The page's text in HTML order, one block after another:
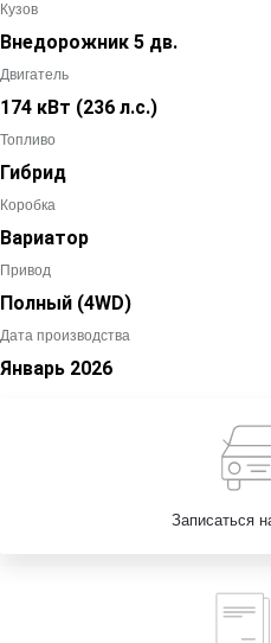
Кузов
Внедорожник 5 дв.
Двигатель
174 кВт (236 л.с.)
Топливо
Гибрид
Коробка
Вариатор
Привод
Полный (4WD)
Дата производства
Январь 2026
Записаться